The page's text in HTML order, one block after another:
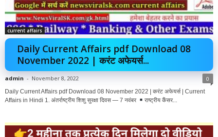
current affairs
Daily Current Affairs pdf Download 08
November 2022 | करंट अफेयर्स...
admin - November 8, 2022 0
Daily Current Affairs pdf Download 08 November 2022 | करंट अफेयर्स | Current
Affairs in Hindi 1. अंतर्राष्ट्रीय शिशु सुरक्षा दिवस — 7 नवंबर
राष्ट्रीय कैंसर...